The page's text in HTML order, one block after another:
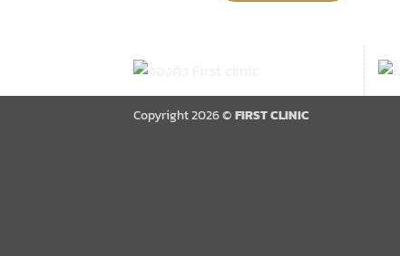
Copyright 2026 ©FIRST CLINIC